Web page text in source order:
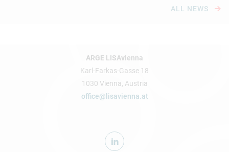
ALL NEWS
ARGE LISAvienna
Karl-Farkas-Gasse 18
1030 Vienna, Austria
office@lisavienna.at